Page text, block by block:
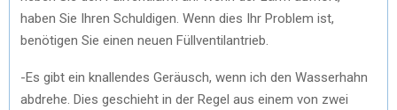
haben Sie Ihren Schuldigen. Wenn dies Ihr Problem ist,
benötigen Sie einen neuen Füllventilantrieb.
-Es gibt ein knallendes Geräusch, wenn ich den Wasserhahn
abdrehe. Dies geschieht in der Regel aus einem von zwei